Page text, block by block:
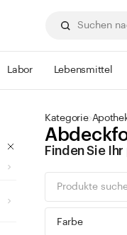
Labor Lebensmittel
Kategorie
Finden Sie
Farbe